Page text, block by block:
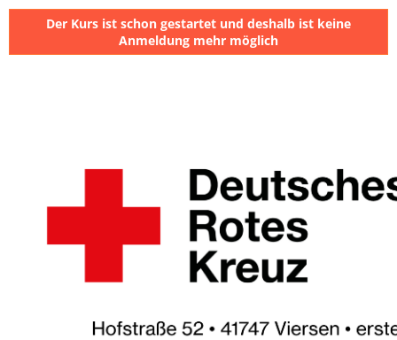
Der Kurs ist schon gestartet und deshalb ist keine
Anmeldung mehr möglich